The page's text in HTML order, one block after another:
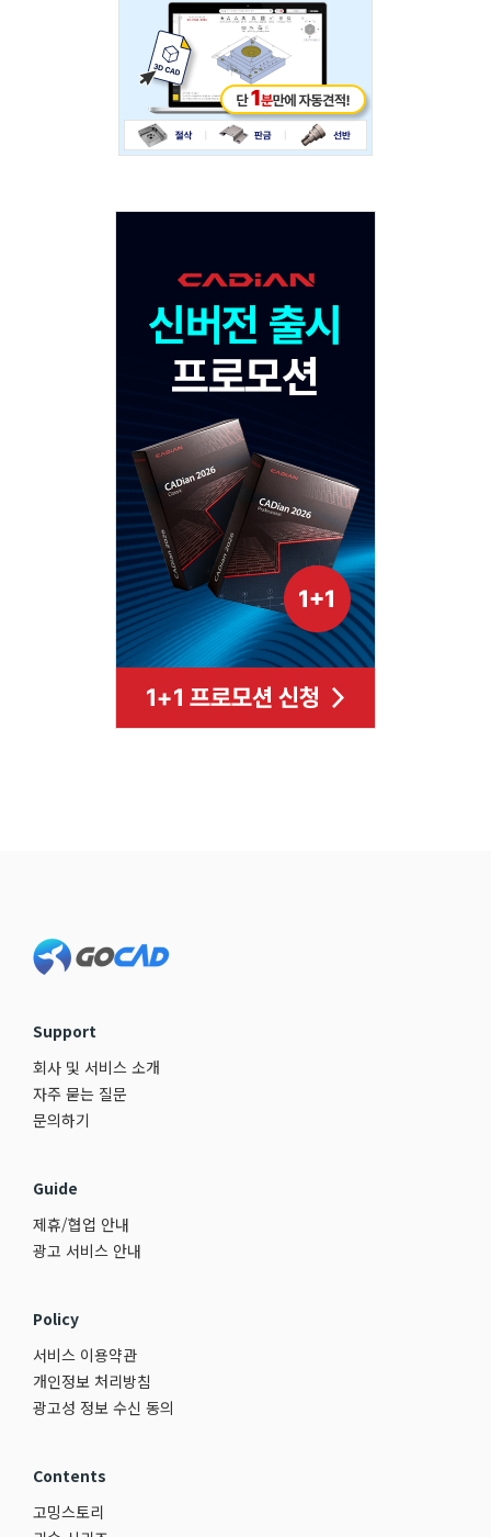
Support
회사 및 서비스 소개
자주 묻는 질문
문의하기
Guide
제휴/협업 안내
광고 서비스 안내
Policy
서비스 이용약관
개인정보 처리방침
광고성 정보 수신 동의
Contents
고밍스토리